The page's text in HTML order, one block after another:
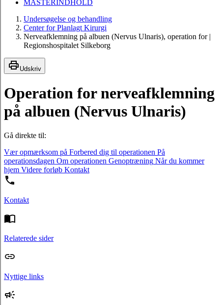
MASTERINDHOLD
Undersøgelse og behandling
Center for Planlagt Kirurgi
Nerveafklemning på albuen (Nervus Ulnaris), operation for |
Regionshospitalet Silkeborg
Udskriv
Operation for nerveafklemning
på albuen (Nervus Ulnaris)
Gå direkte til:
Vær opmærksom på Forbered dig til operationen På
operationsdagen Om operationen Genoptræning Når du kommer
hjem Videre forløb Kontakt
Kontakt
Relaterede sider
Nyttige links